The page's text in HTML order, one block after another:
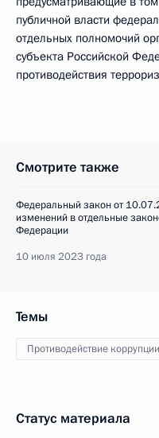
публичной власти
отдельных полномочий
субъекта Российской
противодействия
Смотрите также
Федеральный закон от
изменений в отдельные
Федерации
10 июля 2023 года
Темы
Противодействие коррупции
Статус материала